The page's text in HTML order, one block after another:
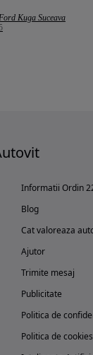
Kuga Suceava
5
Informatii Ordin
Blog
Cat valoreaza
Ajutor
Trimite mesaj
Publicitate
Politica de
Politica de cookies